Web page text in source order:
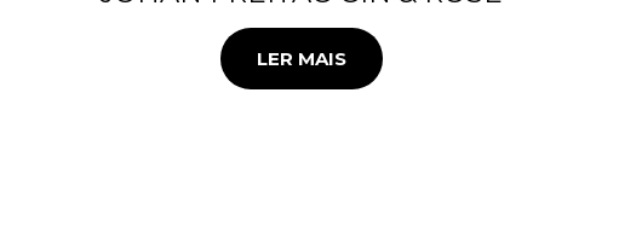
LER MAIS